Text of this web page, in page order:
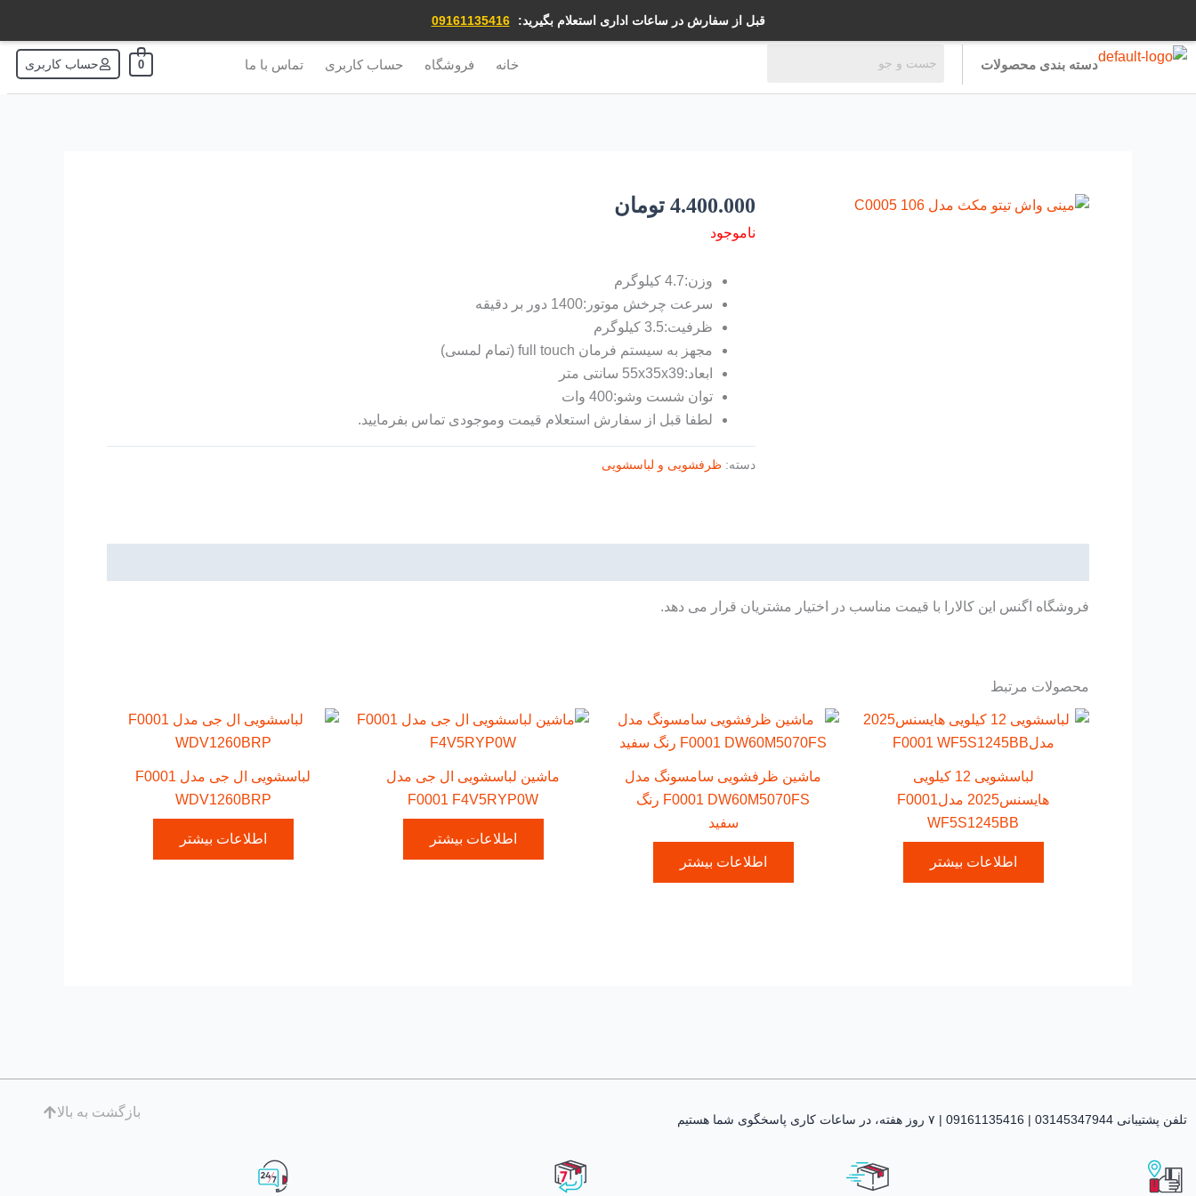
قبل از سفارش در ساعات اداری استعلام بگیرید: 09161135416
محتوا
دسته بندی محصولات خانه فروشگاه حساب کاربری تماس با ما 0 حساب کاربری
4.400.000 تومان
ناموجود
وزن:4.7 کیلوگرم
سرعت چرخش موتور:1400 دور بر دقیقه
ظرفیت:3.5 کیلوگرم
مجهز به سیستم فرمان full touch (تمام لمسی)
ابعاد:55x35x39 سانتی متر
توان شست وشو:400 وات
لطفا قبل از سفارش استعلام قیمت وموجودی تماس بفرمایید.
دسته:ظرفشویی و لباسشویی
فروشگاه اگنس این کالارا با قیمت مناسب در اختیار مشتریان قرار می دهد.
محصولات مرتبط
لباسشویی 12 کیلویی
هایسنس2025 مدلF0001
WF5S1245BB
اطلاعات بیشتر
ماشین ظرفشویی سامسونگ مدل
F0001 DW60M5070FS رنگ
سفید
اطلاعات بیشتر
ماشین لباسشویی ال جی مدل
F0001 F4V5RYP0W
اطلاعات بیشتر
لباسشویی ال جی مدل F0001
WDV1260BRP
اطلاعات بیشتر
تلفن پشتیبانی 03145347944 | 09161135416 | ۷ روز هفته، در ساعات کاری پاسخگوی شما هستیم
بازگشت به بالا